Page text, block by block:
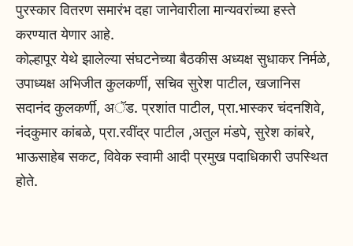
पुरस्कार वितरण समारंभ दहा जानेवारीला मान्यवरांच्या हस्ते
करण्यात येणार आहे.
कोल्हापूर येथे झालेल्या संघटनेच्या बैठकीस अध्यक्ष सुधाकर निर्मळे,
उपाध्यक्ष अभिजीत कुलकर्णी, सचिव सुरेश पाटील, खजानिस
सदानंद कुलकर्णी, अॅड. प्रशांत पाटील, प्रा.भास्कर चंदनशिवे,
नंदकुमार कांबळे, प्रा.रवींद्र पाटील ,अतुल मंडपे, सुरेश कांबरे,
भाऊसाहेब सकट, विवेक स्वामी आदी प्रमुख पदाधिकारी उपस्थित
होते.